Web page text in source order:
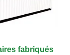
fabriqués